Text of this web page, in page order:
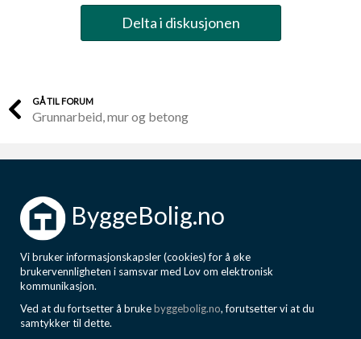
Delta i diskusjonen
GÅ TIL FORUM
Grunnarbeid, mur og betong
ByggeBolig.no
Vi bruker informasjonskapsler (cookies) for å øke
brukervennligheten i samsvar med Lov om elektronisk
kommunikasjon.
Ved at du fortsetter å brukebyggebolig.no, forutsetter vi at du
samtykker til dette.